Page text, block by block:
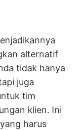
alternatif
tidak hanya
juga
tim
klien. Ini
harus